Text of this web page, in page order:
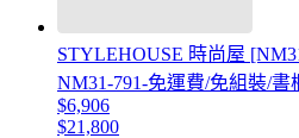
STYLEHOUSE 時尚屋
NM31-791-免運費/免組裝/書
$6,906
$21,800